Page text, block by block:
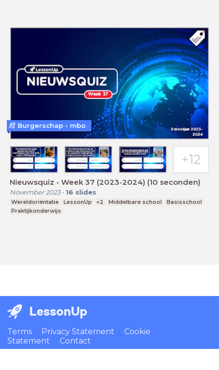
Nieuwsquiz - Week 37 (2023-2024) (10 seconden)
November 2023- 16 slides
Wereldoriëntatie LessonUp +2 Middelbare school
Basisschool
Praktijkonderwijs
Burgerschap - mbo
LessonUp
Terms Privacy Statement
Cookie
Statement
Contact